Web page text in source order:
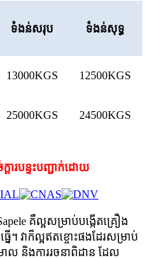
ទំងន់សរុប ទំងន់សុទ្ធ
13000KGS 12500KGS
25000KGS 24500KGS
ក្តារបន្ទះបញ្ជាក់ដោយ
គឺល្អសម្រាប់បង្កើតគ្រឿង
។ វាក៏ល្អឥតខ្ចោះផងដែរសម្រាប់
រាល និងការរចនាពិដាន ដែល